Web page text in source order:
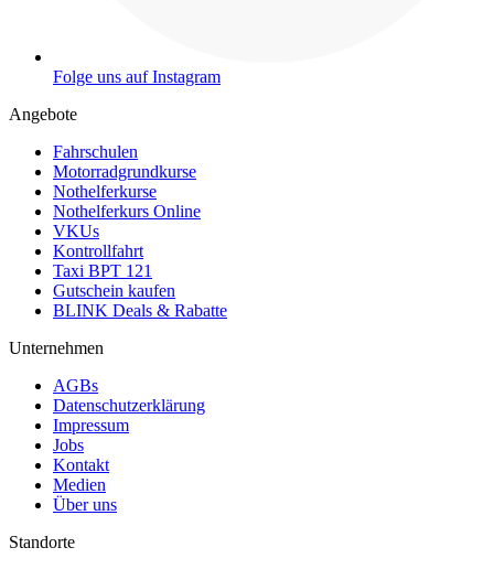
Folge uns auf Instagram
Angebote
Fahrschulen
Motorradgrundkurse
Nothelferkurse
Nothelferkurs Online
VKUs
Kontrollfahrt
Taxi BPT 121
Gutschein kaufen
BLINK Deals & Rabatte
Unternehmen
AGBs
Datenschutzerklärung
Impressum
Jobs
Kontakt
Medien
Über uns
Standorte